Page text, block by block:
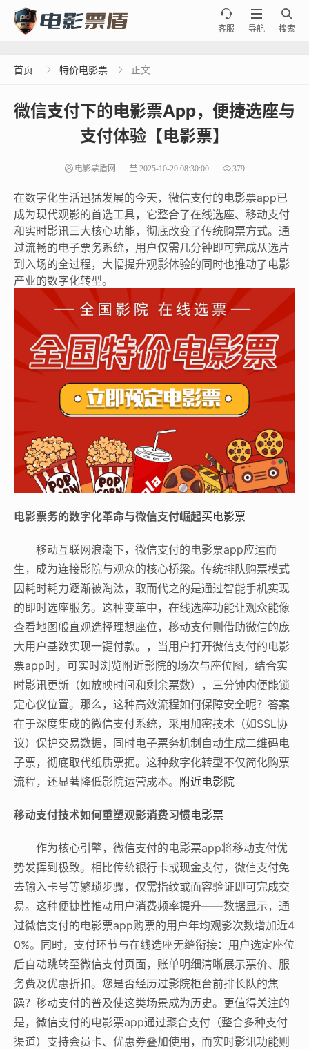

搜索

导航

客服
首页  特价电影票  正文
微信支付下的电影票App，便捷选座与
支付体验【电影票】
电影票盾网 2025-10-29 08:30:00 379
在数字化生活迅猛发展的今天，微信支付的电影票app已
成为现代观影的首选工具，它整合了在线选座、移动支付
和实时影讯三大核心功能，彻底改变了传统购票方式。通
过流畅的电子票务系统，用户仅需几分钟即可完成从选片
到入场的全过程，大幅提升观影体验的同时也推动了电影
产业的数字化转型。
电影票务的数字化革命与微信支付崛起买电影票
移动互联网浪潮下，微信支付的电影票app应运而
生，成为连接影院与观众的核心桥梁。传统排队购票模式
因耗时耗力逐渐被淘汰，取而代之的是通过智能手机实现
的即时选座服务。这种变革中，在线选座功能让观众能像
查看地图般直观选择理想座位，移动支付则借助微信的庞
大用户基数实现一键付款。，当用户打开微信支付的电影
票app时，可实时浏览附近影院的场次与座位图，结合实
时影讯更新（如放映时间和剩余票数），三分钟内便能锁
定心仪位置。那么，这种高效流程如何保障安全呢？答案
在于深度集成的微信支付系统，采用加密技术（如SSL协
议）保护交易数据，同时电子票务机制自动生成二维码电
子票，彻底取代纸质票据。这种数字化转型不仅简化购票
流程，还显著降低影院运营成本。 附近电影院
移动支付技术如何重塑观影消费习惯电影票
作为核心引擎，微信支付的电影票app将移动支付优
势发挥到极致。相比传统银行卡或现金支付，微信支付免
去输入卡号等繁琐步骤，仅需指纹或面容验证即可完成交
易。这种便捷性推动用户消费频率提升——数据显示，通
过微信支付的电影票app购票的用户年均观影次数增加近4
0%。同时，支付环节与在线选座无缝衔接：用户选定座位
后自动跳转至微信支付页面，账单明细清晰展示票价、服
务费及优惠折扣。您是否经历过影院柜台前排长队的焦
躁？移动支付的普及使这类场景成为历史。更值得关注的
是，微信支付的电影票app通过聚合支付（整合多种支付
渠道）支持会员卡、优惠券叠加使用，而实时影讯功能则